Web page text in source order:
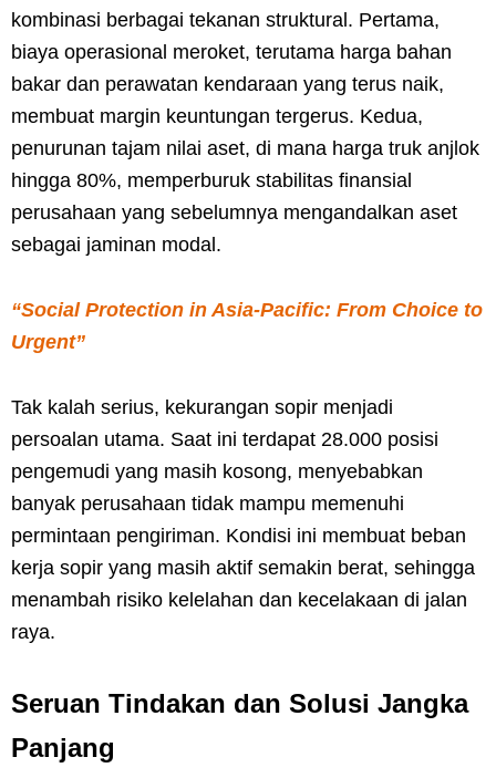
kombinasi berbagai tekanan struktural. Pertama,
biaya operasional meroket, terutama harga bahan
bakar dan perawatan kendaraan yang terus naik,
membuat margin keuntungan tergerus. Kedua,
penurunan tajam nilai aset, di mana harga truk anjlok
hingga 80%, memperburuk stabilitas finansial
perusahaan yang sebelumnya mengandalkan aset
sebagai jaminan modal.
“Social Protection in Asia-Pacific: From Choice to
Urgent”
Tak kalah serius, kekurangan sopir menjadi
persoalan utama. Saat ini terdapat 28.000 posisi
pengemudi yang masih kosong, menyebabkan
banyak perusahaan tidak mampu memenuhi
permintaan pengiriman. Kondisi ini membuat beban
kerja sopir yang masih aktif semakin berat, sehingga
menambah risiko kelelahan dan kecelakaan di jalan
raya.
Seruan Tindakan dan Solusi Jangka
Panjang